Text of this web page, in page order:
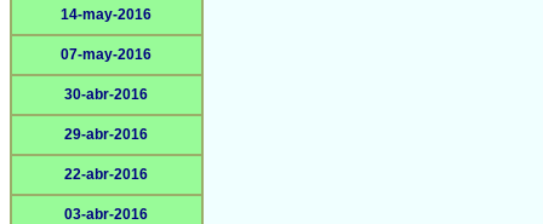
14-may-2016
07-may-2016
30-abr-2016
29-abr-2016
22-abr-2016
03-abr-2016